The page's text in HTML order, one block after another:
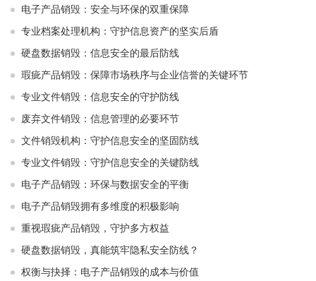
电子产品销毁：安全与环保的双重保障
专业档案处理机构：守护信息资产的坚实后盾
硬盘数据销毁：信息安全的最后防线
瑕疵产品销毁：保障市场秩序与企业信誉的关键环节
专业文件销毁：信息安全的守护防线
废弃文件销毁：信息管理的必要环节
文件销毁机构：守护信息安全的坚固防线
专业文件销毁：守护信息安全的关键防线
电子产品销毁：环保与数据安全的平衡
电子产品销毁拥有多维度的积极影响
重视瑕疵产品销毁，守护多方权益
硬盘数据销毁，真能筑牢隐私安全防线？
权衡与抉择：电子产品销毁的成本与价值